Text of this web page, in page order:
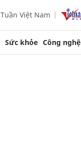
Tuần Việt Nam
Sức khỏe Công nghệ